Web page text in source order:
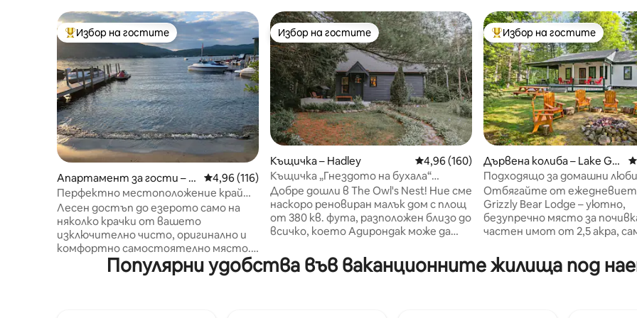
Най-популярен избор на гостите
Избор на гостите
Апартамент за гости – L
ake George
Средна оценка: 4,96 от 5, 116 отзива
4,96 (116)
Перфектно местоположение край
езерото Джордж с лично
пространство на брега на езерото
Лесен достъп до езерото само на
няколко крачки от вашето
изключително чисто, оригинално и
комфортно самостоятелно място.
Само няколко приятелски настроени
съседи споделят нашия частен плаж
Избор на гостите
Избор на гостите
Къщичка – Hadley Средна оценка: 4,96 от 5, 160 отзива
4,96 (160)
Къщичка „Гнездото на бухала“
(подходяща за домашни любимци)
Добре дошли в The Owl's Nest! Ние сме
наскоро реновиран малък дом с площ
от 380 кв. фута, разположен близо до
всичко, което Адирондак може да
съвременни удобства, докато
прекарвате дни сред природата и
Най-популярен избор на
Избор на гостите
Дървена колиба – Lake Ge
orge
Подходящо за домашни
уединено, отлично
край езерото Джордж
Отбягайте от
Grizzly Bear Lodge – уютно,
безупречно място за
частен имот от 2,5 акра,
Насладете се на
пространството и
Популярни удобства във ваканционните жилища под